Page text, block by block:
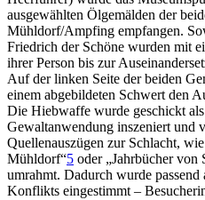
ausgewählten Ölgemälden der
Mühldorf/Ampfing empfangen.
Friedrich der Schöne wurden mit
ihrer Person bis zur
Auf der linken Seite der beiden
einem abgebildeten Schwert den
Die Hiebwaffe wurde geschickt
Gewaltanwendung inszeniert und
Quellenauszügen zur Schlacht,
Mühldorf“5 oder „Jahrbücher von
umrahmt. Dadurch wurde
Konflikts eingestimmt –